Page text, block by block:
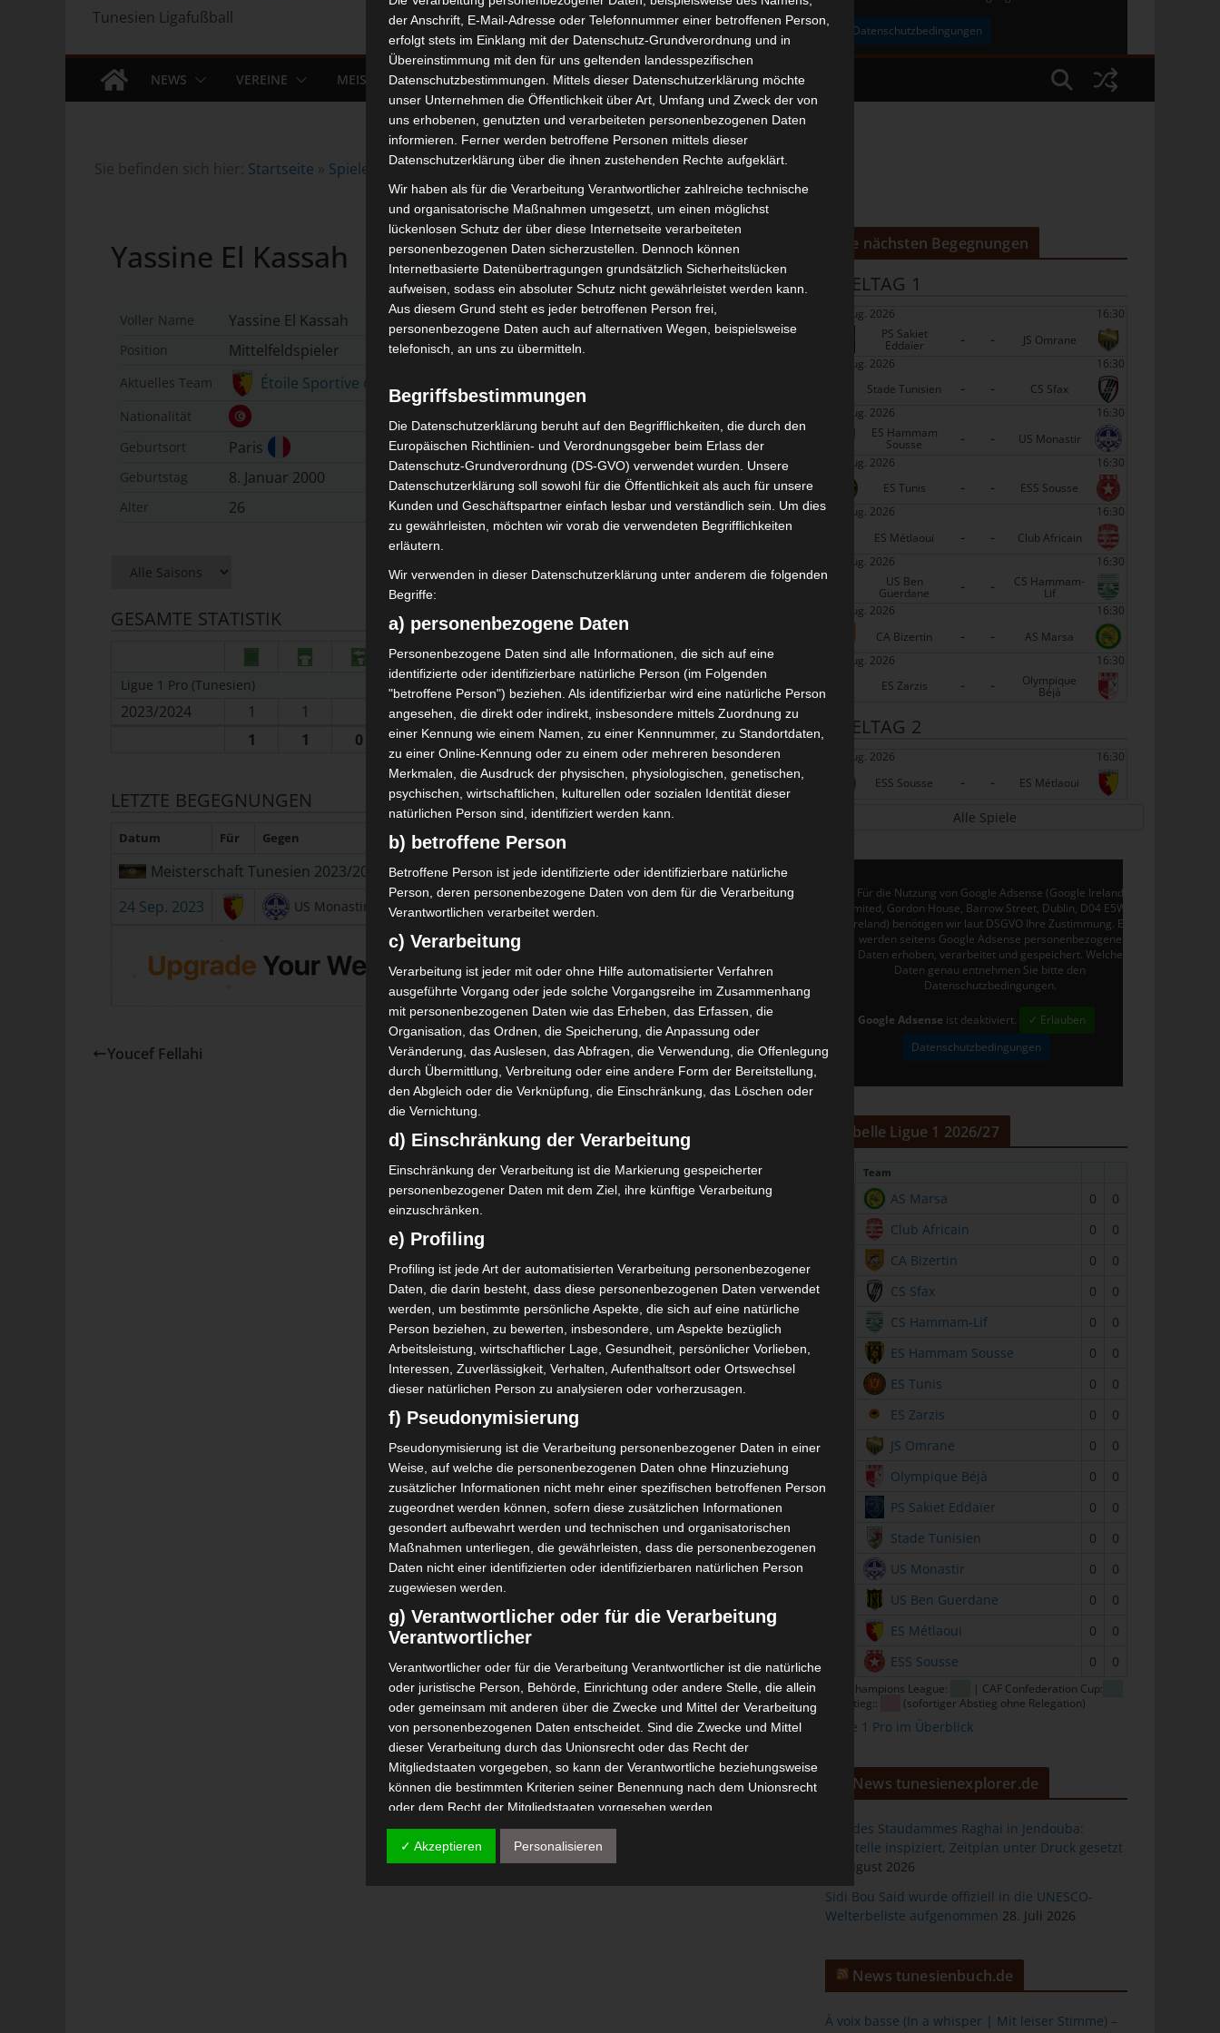
Tunesien Ligafußball
✓ Erlauben Datenschutzbedingungen
NEWS VEREINE MEISTERSCHAFTEN STADIEN IMPRESSUM
Sie befinden sich hier: Startseite » Spieler »Yassine El Kassah
Yassine El Kassah
Voller Name Yassine El Kassah
Position Mittelfeldspieler
Aktuelles Team Étoile Sportive de Métlaoui (ESM)
Nationalität
Geburtsort
Paris
Geburtstag 8. Januar 2000
Alter 26
GESAMTE STATISTIK
Ligue 1 Pro (Tunesien)
2023/2024 1 1 90′
1 (1)
1
1 0 90′ 0 0 0 1 (1) 0 0
LETZTE BEGEGNUNGEN
Datum Für Gegen H/A Ergebnis
Meisterschaft Tunesien 2023/2024
24 Sep. 2023
US Monastir A V 3:2 90`
Youcef Fellahi Yan Medeiros Sasse
Die nächsten Begegnungen
SPIELTAG 1
22 Aug. 2026
16:30
PS Sakiet
Eddaïer - -
JS Omrane
22 Aug. 2026
16:30
Stade Tunisien
- -
CS Sfax
22 Aug. 2026
16:30
ES Hammam
Sousse - -
US Monastir
22 Aug. 2026
16:30
ES Tunis
- -
ESS Sousse
22 Aug. 2026
16:30
ES Métlaoui
- -
Club Africain
22 Aug. 2026
16:30
US Ben
Guerdane - - CS Hammam-
Lif
22 Aug. 2026
16:30
CA Bizertin
- -
AS Marsa
22 Aug. 2026
16:30
ES Zarzis
- - Olympique
Béjà
SPIELTAG 2
29 Aug. 2026
16:30
ESS Sousse
- - ES Métlaoui
Alle Spiele
Für die Nutzung von Google Adsense (Google Ireland
Limited, Gordon House, Barrow Street, Dublin, D04 E5W5,
Ireland) benötigen wir laut DSGVO Ihre Zustimmung. Es
werden seitens Google Adsense personenbezogene
Daten erhoben, verarbeitet und gespeichert. Welche
Daten genau entnehmen Sie bitte den
Datenschutzbedingungen.
Google Adsense ist deaktiviert.
✓ Erlauben
Datenschutzbedingungen
Tabelle Ligue 1 2026/27
Team
AS Marsa 0
0
Club Africain 0
0
CA Bizertin 0
0
CS Sfax 0
0
CS Hammam-Lif 0
0
ES Hammam Sousse 0
0
ES Tunis 0
0
ES Zarzis 0
0
JS Omrane 0
0
Olympique Béjà 0
0
PS Sakiet Eddaïer 0
0
Stade Tunisien 0
0
US Monastir 0
0
US Ben Guerdane 0
0
ES Métlaoui 0
0
ESS Sousse 0 0
CAF Champions League:
| CAF Confederation Cup:
| Abstieg::
(sofortiger Abstieg ohne Relegation)
Ligue 1 Pro im Überblick
News tunesienexplorer.de
Bau des Staudammes Raghai in Jendouba:
Baustelle inspiziert, Zeitplan unter Druck gesetzt
2. August 2026
Sidi Bou Said wurde offiziell in die UNESCO-
Welterbeliste aufgenommen 28. Juli 2026
News tunesienbuch.de
À voix basse (In a whisper | Mit leiser Stimme) –
der Anschrift, E-Mail-Adresse oder Telefonnummer einer betroffenen Person,
erfolgt stets im Einklang mit der Datenschutz-Grundverordnung und in
Übereinstimmung mit den für uns geltenden landesspezifischen
Datenschutzbestimmungen. Mittels dieser Datenschutzerklärung möchte
unser Unternehmen die Öffentlichkeit über Art, Umfang und Zweck der von
uns erhobenen, genutzten und verarbeiteten personenbezogenen Daten
informieren. Ferner werden betroffene Personen mittels dieser
Datenschutzerklärung über die ihnen zustehenden Rechte aufgeklärt.
Wir haben als für die Verarbeitung Verantwortlicher zahlreiche technische
und organisatorische Maßnahmen umgesetzt, um einen möglichst
lückenlosen Schutz der über diese Internetseite verarbeiteten
personenbezogenen Daten sicherzustellen. Dennoch können
Internetbasierte Datenübertragungen grundsätzlich Sicherheitslücken
aufweisen, sodass ein absoluter Schutz nicht gewährleistet werden kann.
Aus diesem Grund steht es jeder betroffenen Person frei,
personenbezogene Daten auch auf alternativen Wegen, beispielsweise
telefonisch, an uns zu übermitteln.
Begriffsbestimmungen
Die Datenschutzerklärung beruht auf den Begrifflichkeiten, die durch den
Europäischen Richtlinien- und Verordnungsgeber beim Erlass der
Datenschutz-Grundverordnung (DS-GVO) verwendet wurden. Unsere
Datenschutzerklärung soll sowohl für die Öffentlichkeit als auch für unsere
Kunden und Geschäftspartner einfach lesbar und verständlich sein. Um dies
zu gewährleisten, möchten wir vorab die verwendeten Begrifflichkeiten
erläutern.
Wir verwenden in dieser Datenschutzerklärung unter anderem die folgenden
Begriffe:
a) personenbezogene Daten
Personenbezogene Daten sind alle Informationen, die sich auf eine
identifizierte oder identifizierbare natürliche Person (im Folgenden
"betroffene Person") beziehen. Als identifizierbar wird eine natürliche Person
angesehen, die direkt oder indirekt, insbesondere mittels Zuordnung zu
einer Kennung wie einem Namen, zu einer Kennnummer, zu Standortdaten,
zu einer Online-Kennung oder zu einem oder mehreren besonderen
Merkmalen, die Ausdruck der physischen, physiologischen, genetischen,
psychischen, wirtschaftlichen, kulturellen oder sozialen Identität dieser
natürlichen Person sind, identifiziert werden kann.
b) betroffene Person
Betroffene Person ist jede identifizierte oder identifizierbare natürliche
Person, deren personenbezogene Daten von dem für die Verarbeitung
Verantwortlichen verarbeitet werden.
c) Verarbeitung
Verarbeitung ist jeder mit oder ohne Hilfe automatisierter Verfahren
ausgeführte Vorgang oder jede solche Vorgangsreihe im Zusammenhang
mit personenbezogenen Daten wie das Erheben, das Erfassen, die
Organisation, das Ordnen, die Speicherung, die Anpassung oder
Veränderung, das Auslesen, das Abfragen, die Verwendung, die Offenlegung
durch Übermittlung, Verbreitung oder eine andere Form der Bereitstellung,
den Abgleich oder die Verknüpfung, die Einschränkung, das Löschen oder
die Vernichtung.
d) Einschränkung der Verarbeitung
Einschränkung der Verarbeitung ist die Markierung gespeicherter
personenbezogener Daten mit dem Ziel, ihre künftige Verarbeitung
einzuschränken.
e) Profiling
Profiling ist jede Art der automatisierten Verarbeitung personenbezogener
Daten, die darin besteht, dass diese personenbezogenen Daten verwendet
werden, um bestimmte persönliche Aspekte, die sich auf eine natürliche
Person beziehen, zu bewerten, insbesondere, um Aspekte bezüglich
Arbeitsleistung, wirtschaftlicher Lage, Gesundheit, persönlicher Vorlieben,
Interessen, Zuverlässigkeit, Verhalten, Aufenthaltsort oder Ortswechsel
dieser natürlichen Person zu analysieren oder vorherzusagen.
f) Pseudonymisierung
Pseudonymisierung ist die Verarbeitung personenbezogener Daten in einer
Weise, auf welche die personenbezogenen Daten ohne Hinzuziehung
zusätzlicher Informationen nicht mehr einer spezifischen betroffenen Person
zugeordnet werden können, sofern diese zusätzlichen Informationen
gesondert aufbewahrt werden und technischen und organisatorischen
Maßnahmen unterliegen, die gewährleisten, dass die personenbezogenen
Daten nicht einer identifizierten oder identifizierbaren natürlichen Person
zugewiesen werden.
g) Verantwortlicher oder für die Verarbeitung
Verantwortlicher
Verantwortlicher oder für die Verarbeitung Verantwortlicher ist die natürliche
oder juristische Person, Behörde, Einrichtung oder andere Stelle, die allein
oder gemeinsam mit anderen über die Zwecke und Mittel der Verarbeitung
von personenbezogenen Daten entscheidet. Sind die Zwecke und Mittel
dieser Verarbeitung durch das Unionsrecht oder das Recht der
Mitgliedstaaten vorgegeben, so kann der Verantwortliche beziehungsweise
können die bestimmten Kriterien seiner Benennung nach dem Unionsrecht
oder dem Recht der Mitgliedstaaten vorgesehen werden.
Auftragsverarbeiter ist eine natürliche oder juristische Person, Behörde,
✓ Akzeptieren Personalisieren